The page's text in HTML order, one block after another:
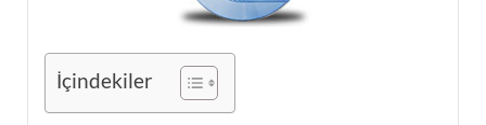
İçindekiler